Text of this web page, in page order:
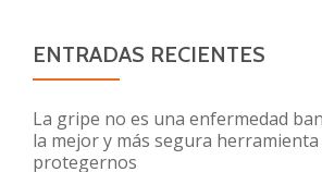
ENTRADAS RECIENTES
La gripe no es una enfermedad
la mejor y más segura
protegernos